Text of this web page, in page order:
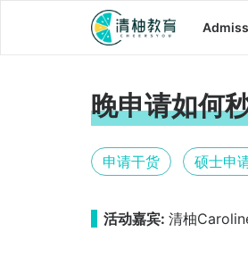
晚申请如何
申请干货 硕士申
活动嘉宾: 清柚